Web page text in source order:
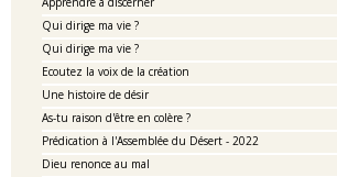
Qui dirige ma vie ?
Qui dirige ma vie ?
Ecoutez la voix de la création
Une histoire de désir
As-tu raison d'être en colère ?
Prédication à l'Assemblée du Désert - 2022
Dieu renonce au mal